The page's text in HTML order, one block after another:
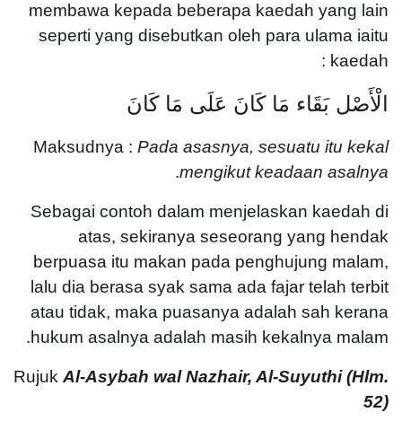
membawa kepada beberapa kaedah yang lain
seperti yang disebutkan oleh para ulama iaitu
kaedah :
الْأَصْل بَقَاء مَا كَانَ عَلَى مَا كَانَ
Maksudnya : Pada asasnya, sesuatu itu kekal
mengikut keadaan asalnya
.
Sebagai contoh dalam menjelaskan kaedah di
atas, sekiranya seseorang yang hendak
berpuasa itu makan pada penghujung malam,
lalu dia berasa syak sama ada fajar telah terbit
atau tidak, maka puasanya adalah sah kerana
hukum asalnya adalah masih kekalnya malam.
Rujuk Al-Asybah wal Nazhair, Al-Suyuthi (Hlm.
52)